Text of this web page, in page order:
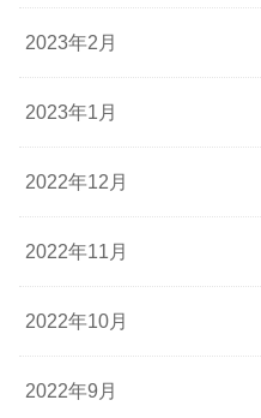
2023年2月
2023年1月
2022年12月
2022年11月
2022年10月
2022年9月